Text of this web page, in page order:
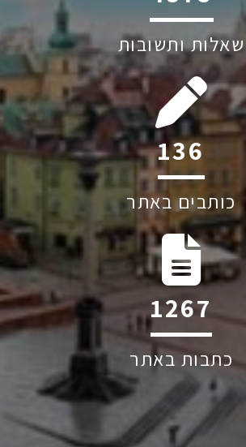
שאלות ותשובות
192
כותבים באתר
1787
כתבות באתר